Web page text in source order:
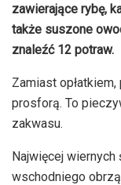
zawierające rybę,
także suszone
znaleźć 12 potraw.
Zamiast
prosforą. To
zakwasu.
Najwięcej
wschodniego